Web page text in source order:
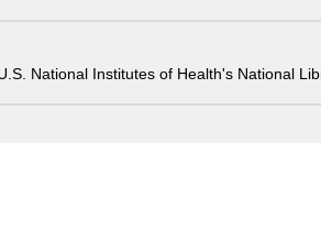
National Institutes of Health's National